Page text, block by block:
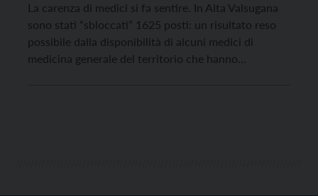
La carenza di medici si fa sentire. In Alta Valsugana
sono stati “sbloccati” 1625 posti: un risultato reso
possibile dalla disponibilità di alcuni medici di
medicina generale del territorio che hanno